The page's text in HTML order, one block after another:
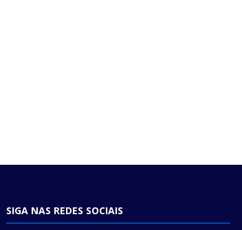
SIGA NAS REDES SOCIAIS